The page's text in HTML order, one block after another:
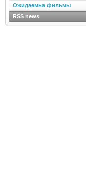
Ожидаемые фильмы
RSS news